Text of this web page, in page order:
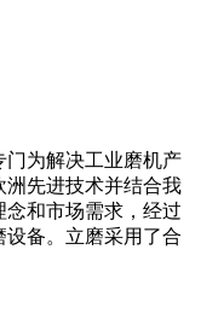
门为解决工业磨机产
洲先进技术并结合我
和市场需求，经过
备。立磨采用了合